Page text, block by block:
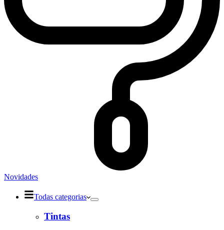
Novidades
Todas categorias
Tintas